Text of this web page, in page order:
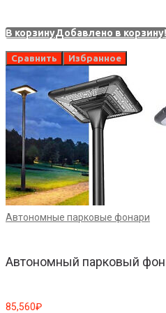
В корзинуДобавлено в корзину!
Сравнить Избранное
Автономные парковые фонари
Автономный парковый
85,560₽